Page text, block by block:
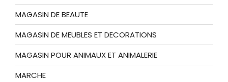
MAGASIN DE BEAUTE
MAGASIN DE MEUBLES ET DECORATIONS
MAGASIN POUR ANIMAUX ET ANIMALERIE
MARCHE